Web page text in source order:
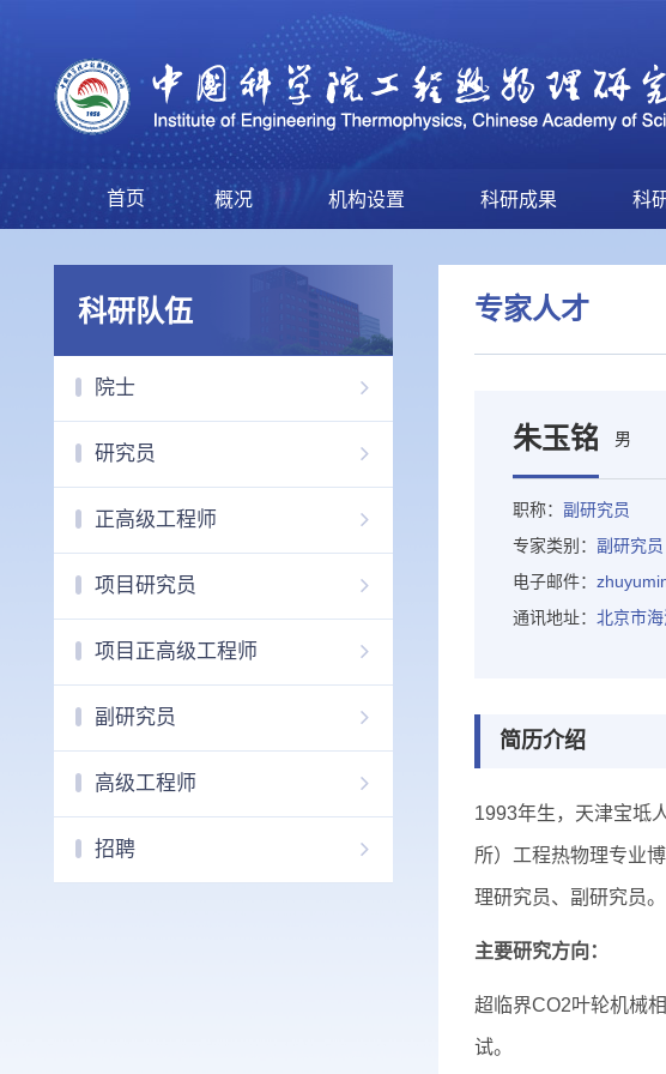
首页 概况 机构设置 科研成果 科
科研队伍
院士
研究员
正高级工程师
项目研究员
项目正高级工程师
副研究员
高级工程师
招聘
专家人才
朱玉铭 男
职称： 副研究员
专家类别： 副研究员
电子邮件：
通讯地址： 北京市
简历介绍
1993年生，天津宝坻
所）工程热物理专业
理研究员、副研究员。
主要研究方向：
超临界CO2叶轮机械
试。